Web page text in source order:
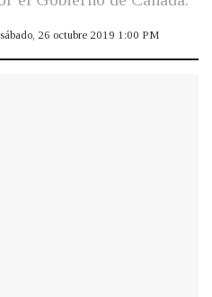
sábado, 26 octubre 2019 1:00 PM